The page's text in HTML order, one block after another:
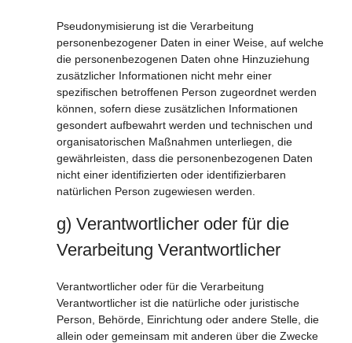
Pseudonymisierung ist die Verarbeitung
personenbezogener Daten in einer Weise, auf welche
die personenbezogenen Daten ohne Hinzuziehung
zusätzlicher Informationen nicht mehr einer
spezifischen betroffenen Person zugeordnet werden
können, sofern diese zusätzlichen Informationen
gesondert aufbewahrt werden und technischen und
organisatorischen Maßnahmen unterliegen, die
gewährleisten, dass die personenbezogenen Daten
nicht einer identifizierten oder identifizierbaren
natürlichen Person zugewiesen werden.
g) Verantwortlicher oder für die
Verarbeitung Verantwortlicher
Verantwortlicher oder für die Verarbeitung
Verantwortlicher ist die natürliche oder juristische
Person, Behörde, Einrichtung oder andere Stelle, die
allein oder gemeinsam mit anderen über die Zwecke